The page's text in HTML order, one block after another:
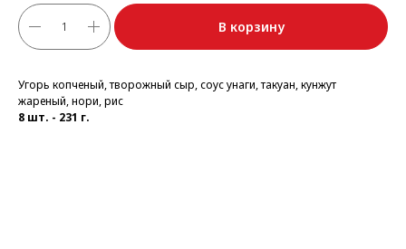
В корзину
Угорь копченый, творожный сыр, соус унаги, такуан, кунжут
жареный, нори, рис
8 шт. - 231 г.